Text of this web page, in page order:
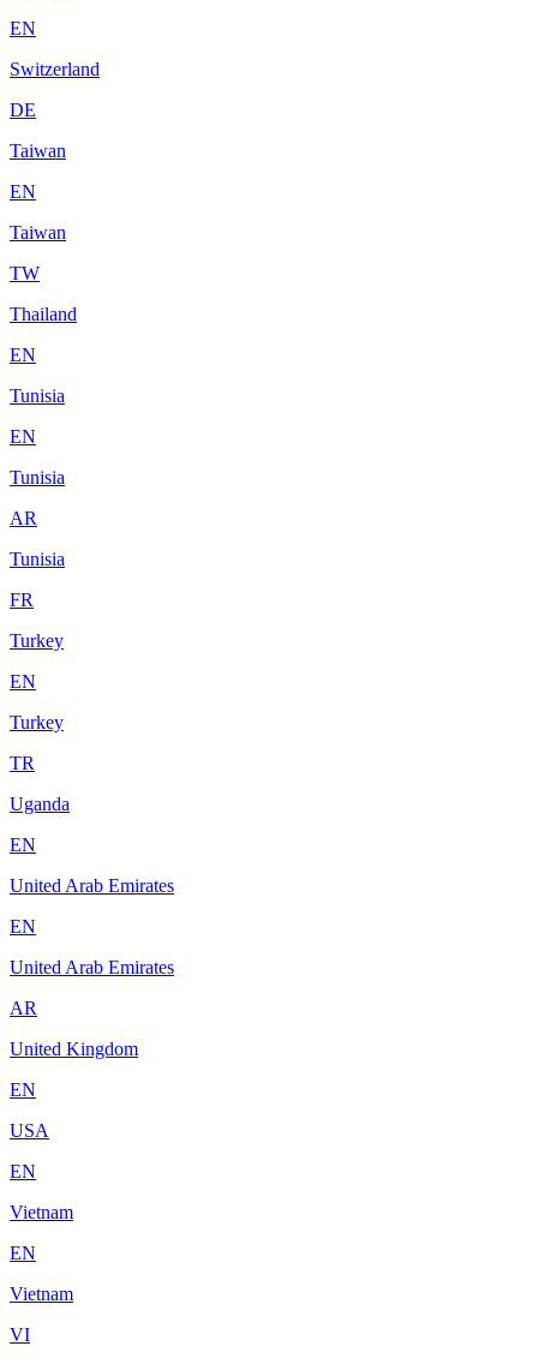
EN
Switzerland
DE
Taiwan
EN
Taiwan
TW
Thailand
EN
Tunisia
EN
Tunisia
AR
Tunisia
FR
Turkey
EN
Turkey
TR
Uganda
EN
United Arab Emirates
EN
United Arab Emirates
AR
United Kingdom
EN
USA
EN
Vietnam
EN
Vietnam
VI